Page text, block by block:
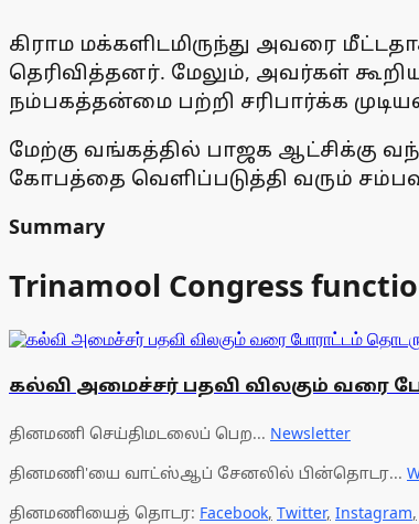
கிராம மக்களிடமிருந்து அவரை
தெரிவித்தனர். மேலும், அவர்கள்
நம்பகத்தன்மை பற்றி சரிபார்க்க
மேற்கு வங்கத்தில் பாஜக ஆட்சிக்கு
கோபத்தை வெளிப்படுத்தி வரும்
Summary
Trinamool Congress
கல்வி அமைச்சர் பதவி விலகும் வரை
தினமணி செய்திமடலைப் பெற... Newsletter
தினமணி'யை வாட்ஸ்ஆப் சேனலில் பின்தொடர...
தினமணியைத் தொடர: Facebook, Twitter, Instagram,